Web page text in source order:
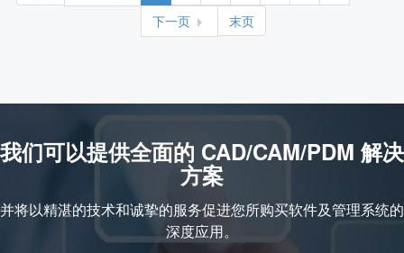
下一页
末页
我们可以提供全面的 CAD/CAM/PDM 解决
方案
并将以精湛的技术和诚挚的服务促进您所购买软件及管理系统的
深度应用。